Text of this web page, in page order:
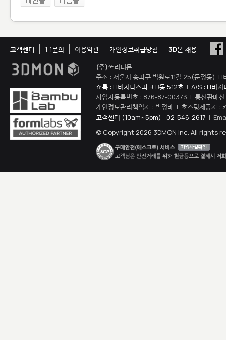
고객센터 1:1문의 이용약관 개인정보취급방침
3D몬 채용
(주)쓰리디몬
주소 : 서울시 송파구 법원로11길 25(문정동),
쇼룸 : H비지니스파크 B동 512호 | A/S : H비지
사업자등록번호 : 876-87-00373 | 통신판매
개인정보관리책임자 : 박정배 | 호스팅제공자 :
고객센터 (10am~5pm) : 02-546-2617 |
© Copyright 2026 3DMON Inc. All rights